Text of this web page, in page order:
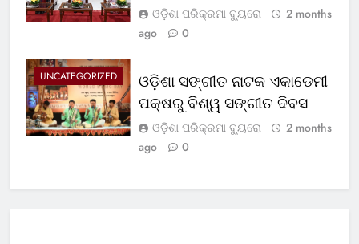
ଓଡ଼ିଶା ପରିକ୍ରମା ବ୍ୟୁରୋ
2 months
ago
0
UNCATEGORIZED
ଓଡ଼ିଶା ସଙ୍ଗୀତ ନାଟକ ଏକାଡେମୀ
ପକ୍ଷରୁ ବିଶ୍ୱ ସଙ୍ଗୀତ ଦିବସ
ଓଡ଼ିଶା ପରିକ୍ରମା ବ୍ୟୁରୋ
2 months
ago
0